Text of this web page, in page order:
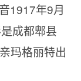
1917年9月
成都郫县
玛格丽特出